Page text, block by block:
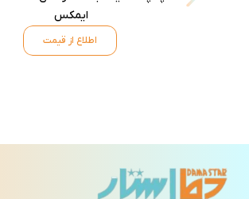
ایمکس
اطلاع از قیمت